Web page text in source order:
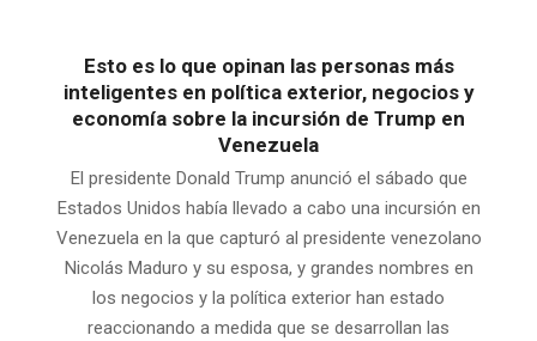
Esto es lo que opinan las personas más
inteligentes en política exterior, negocios y
economía sobre la incursión de Trump en
Venezuela
El presidente Donald Trump anunció el sábado que
Estados Unidos había llevado a cabo una incursión en
Venezuela en la que capturó al presidente venezolano
Nicolás Maduro y su esposa, y grandes nombres en
los negocios y la política exterior han estado
reaccionando a medida que se desarrollan las